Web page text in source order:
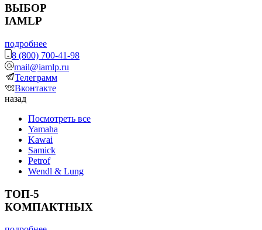
ВЫБОР
IAMLP
подробнее
8 (800) 700-41-98
mail@iamlp.ru
Телеграмм
Вконтакте
назад
Посмотреть все
Yamaha
Kawai
Samick
Petrof
Wendl & Lung
ТОП-5
КОМПАКТНЫХ